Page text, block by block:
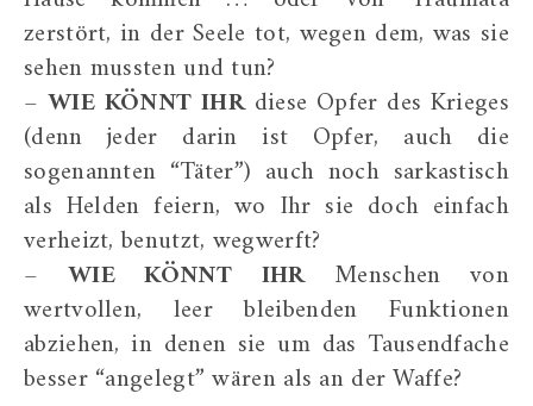
zerstört, in der Seele tot, wegen dem, was sie
sehen mussten und tun?
–WIE KÖNNT IHRdiese Opfer des Krieges
(denn jeder darin ist Opfer, auch die
sogenannten “Täter”) auch noch sarkastisch
als Helden feiern, wo Ihr sie doch einfach
verheizt, benutzt, wegwerft?
– WIE KÖNNT IHRMenschen von
wertvollen, leer bleibenden Funktionen
abziehen, in denen sie um das Tausendfache
besser “angelegt” wären als an der Waffe?